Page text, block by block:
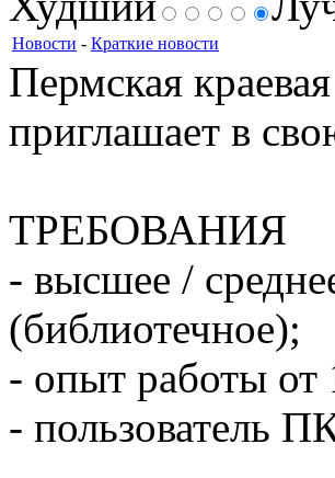
Новости - Краткие новости
Пермская
приглашает в
ТРЕБОВАНИЯ
- высшее /
(библиотечное);
- опыт работы от
- пользователь